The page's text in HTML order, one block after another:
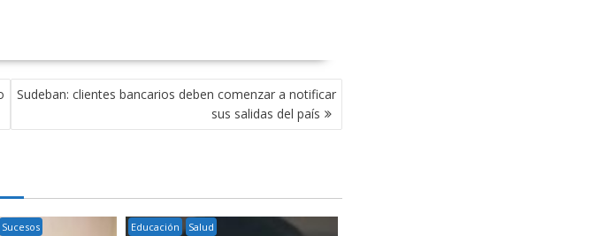
Sudeban: clientes bancarios deben comenzar a notificar
sus salidas del país
Sucesos Educación Salud